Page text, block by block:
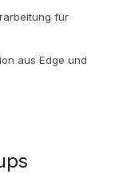
für
aus Edge und